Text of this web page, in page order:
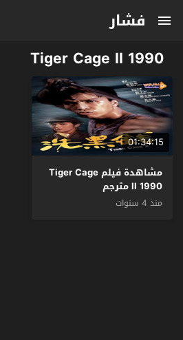
فشار
Tiger Cage II 1990
01:34:15
مشاهدة فيلم Tiger Cage
II 1990 مترجم
منذ 4 سنوات